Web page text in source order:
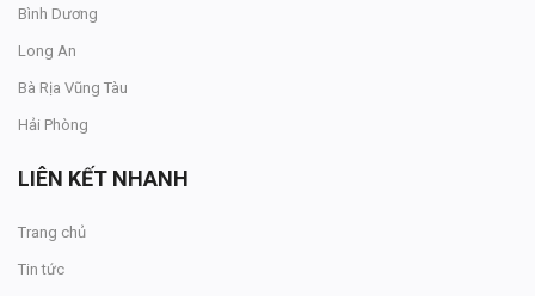
Bình Dương
Long An
Bà Rịa Vũng Tàu
Hải Phòng
LIÊN KẾT NHANH
Trang chủ
Tin tức